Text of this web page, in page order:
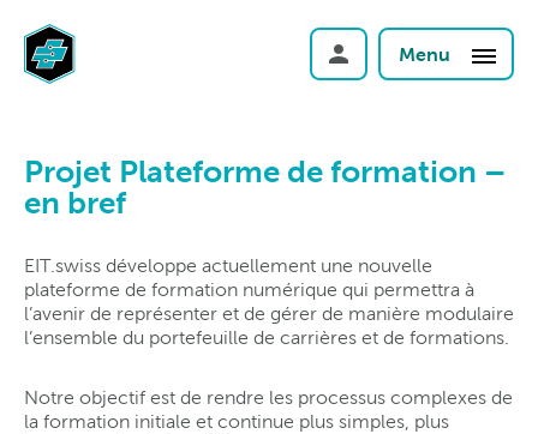
Menu
Projet Plateforme de formation –
en bref
EIT.swiss développe actuellement une nouvelle
plateforme de formation numérique qui permettra à
l’avenir de représenter et de gérer de manière modulaire
l’ensemble du portefeuille de carrières et de formations.
Notre objectif est de rendre les processus complexes de
la formation initiale et continue plus simples, plus